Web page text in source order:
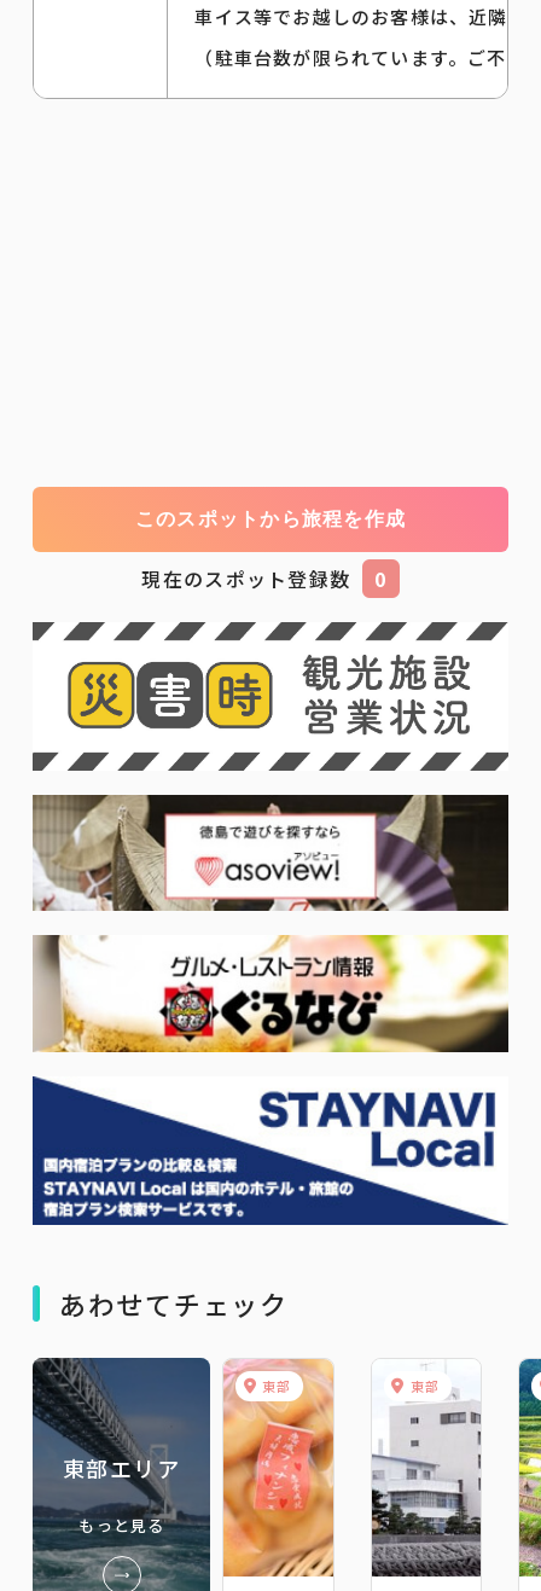
車イス等でお越しのお客様は、近隣に
（駐車台数が限られています。ご不
このスポットから旅程を作成
現在のスポット登録数 0
あわせてチェック
東部エリア
もっと見る
東部 東部